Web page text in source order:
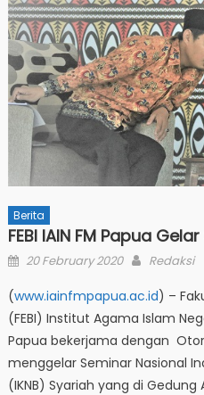
Berita
FEBI IAIN FM Papua
Posted
20 February 2020 Author
Redaksi
(www.iainfmpapua.ac.id) –
(FEBI) Institut Agama Islam
Papua bekerjama dengan
menggelar Seminar Nasional
(IKNB) Syariah yang di Gedung